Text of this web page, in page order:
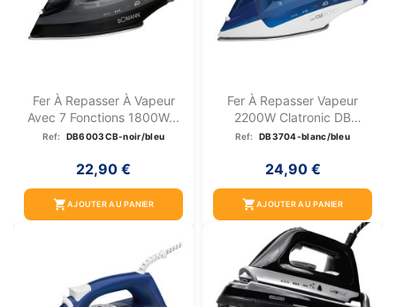
Fer À Repasser À Vapeur
Avec 7 Fonctions 1800W...
Ref: DB6003CB-noir/bleu
22,90 €
shopping_cartAJOUTER AU PANIER
Fer À Repasser Vapeur
2200W Clatronic DB
3704...
Ref: DB3704-blanc/bleu
24,90 €
shopping_cartAJOUTER AU PANIER